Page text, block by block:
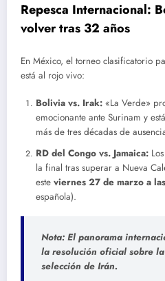
Repesca Internacional:
volver tras 32 años
En México, el torneo clasificatorio
está al rojo vivo:
Bolivia vs. Irak: «La Verde»
emocionante ante Surinam y
más de tres décadas de
RD del Congo vs. Jamaica:
la final tras superar a Nueva
este viernes 27 de marzo a
española).
Nota: El panorama
la resolución oficial sobre
selección de Irán.